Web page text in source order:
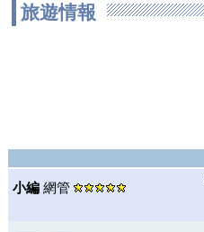
旅遊情報
小編網管